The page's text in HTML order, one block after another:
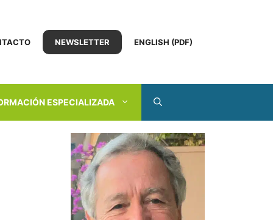
NEWSLETTER ENGLISH (PDF)
ESPECIALIZADA